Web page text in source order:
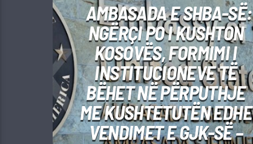
AMBASADA E SHBA-SË:
NGËRÇI PO I KUSHTON
KOSOVËS, FORMIMI I
INSTITUCIONEVE TË
BËHET NË PËRPUTHJE
ME KUSHTETUTËN EDHE
VENDIMET E GJK-SË –